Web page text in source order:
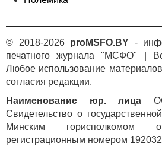
© 2018-2026 proMSFO.BY -
печатного журнала "МСФО" |
Любое использование материалов
согласия редакции.
Наименование юр. лица
Свидетельство о
Минским
регистрационным номером